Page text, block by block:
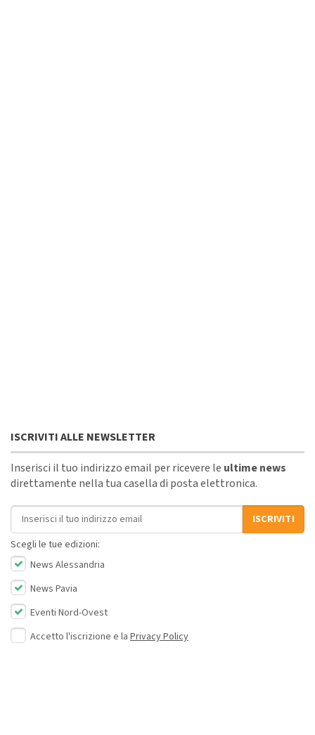
ISCRIVITI ALLE NEWSLETTER
Inserisci il tuo indirizzo email per ricevere le ultime news
direttamente nella tua casella di posta elettronica.
Indirizzo email
ISCRIVITI
Scegli le tue edizioni:
News Alessandria
News Pavia
Eventi Nord-Ovest
Accetto l'iscrizione e la Privacy Policy